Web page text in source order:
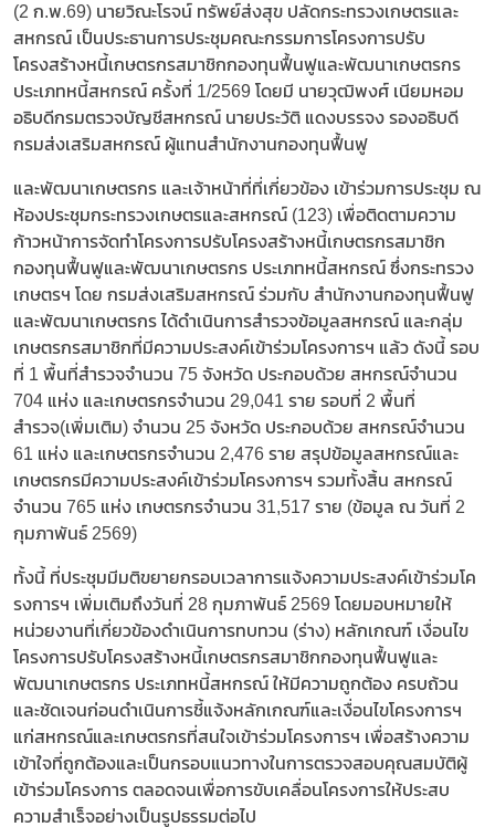
(2 ก.พ.69) นายวิณะโรจน์ ทรัพย์ส่งสุข ปลัดกระทรวงเกษตรและ
สหกรณ์ เป็นประธานการประชุมคณะกรรมการโครงการปรับ
โครงสร้างหนี้เกษตรกรสมาชิกกองทุนฟื้นฟูและพัฒนาเกษตรกร
ประเภทหนี้สหกรณ์ ครั้งที่ 1/2569 โดยมี นายวุฒิพงศ์ เนียมหอม
อธิบดีกรมตรวจบัญชีสหกรณ์ นายประวัติ แดงบรรจง รองอธิบดี
กรมส่งเสริมสหกรณ์ ผู้แทนสำนักงานกองทุนฟื้นฟู
และพัฒนาเกษตรกร และเจ้าหน้าที่ที่เกี่ยวข้อง เข้าร่วมการประชุม ณ
ห้องประชุมกระทรวงเกษตรและสหกรณ์ (123) เพื่อติดตามความ
ก้าวหน้าการจัดทำโครงการปรับโครงสร้างหนี้เกษตรกรสมาชิก
กองทุนฟื้นฟูและพัฒนาเกษตรกร ประเภทหนี้สหกรณ์ ซึ่งกระทรวง
เกษตรฯ โดย กรมส่งเสริมสหกรณ์ ร่วมกับ สำนักงานกองทุนฟื้นฟู
และพัฒนาเกษตรกร ได้ดำเนินการสำรวจข้อมูลสหกรณ์ และกลุ่ม
เกษตรกรสมาชิกที่มีความประสงค์เข้าร่วมโครงการฯ แล้ว ดังนี้ รอบ
ที่ 1 พื้นที่สำรวจจำนวน 75 จังหวัด ประกอบด้วย สหกรณ์จำนวน
704 แห่ง และเกษตรกรจำนวน 29,041 ราย รอบที่ 2 พื้นที่
สำรวจ(เพิ่มเติม) จำนวน 25 จังหวัด ประกอบด้วย สหกรณ์จำนวน
61 แห่ง และเกษตรกรจำนวน 2,476 ราย สรุปข้อมูลสหกรณ์และ
เกษตรกรมีความประสงค์เข้าร่วมโครงการฯ รวมทั้งสิ้น สหกรณ์
จำนวน 765 แห่ง เกษตรกรจำนวน 31,517 ราย (ข้อมูล ณ วันที่ 2
กุมภาพันธ์ 2569)
ทั้งนี้ ที่ประชุมมีมติขยายกรอบเวลาการแจ้งความประสงค์เข้าร่วมโค
รงการฯ เพิ่มเติมถึงวันที่ 28 กุมภาพันธ์ 2569 โดยมอบหมายให้
หน่วยงานที่เกี่ยวข้องดำเนินการทบทวน (ร่าง) หลักเกณฑ์ เงื่อนไข
โครงการปรับโครงสร้างหนี้เกษตรกรสมาชิกกองทุนฟื้นฟูและ
พัฒนาเกษตรกร ประเภทหนี้สหกรณ์ ให้มีความถูกต้อง ครบถ้วน
และชัดเจนก่อนดำเนินการชี้แจ้งหลักเกณฑ์และเงื่อนไขโครงการฯ
แก่สหกรณ์และเกษตรกรที่สนใจเข้าร่วมโครงการฯ เพื่อสร้างความ
เข้าใจที่ถูกต้องและเป็นกรอบแนวทางในการตรวจสอบคุณสมบัติผู้
เข้าร่วมโครงการ ตลอดจนเพื่อการขับเคลื่อนโครงการให้ประสบ
ความสำเร็จอย่างเป็นรูปธรรมต่อไป